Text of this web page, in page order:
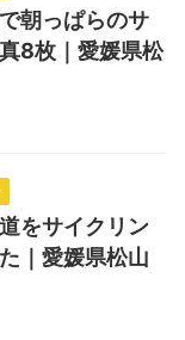
朝っぱらのサ
8枚｜愛媛県松
をサイクリン
｜愛媛県松山